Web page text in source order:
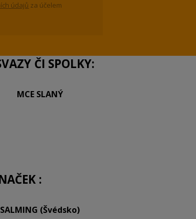
údajů za účelem
ČI SPOLKY:
MCE SLANÝ
:
SALMING (Švédsko)